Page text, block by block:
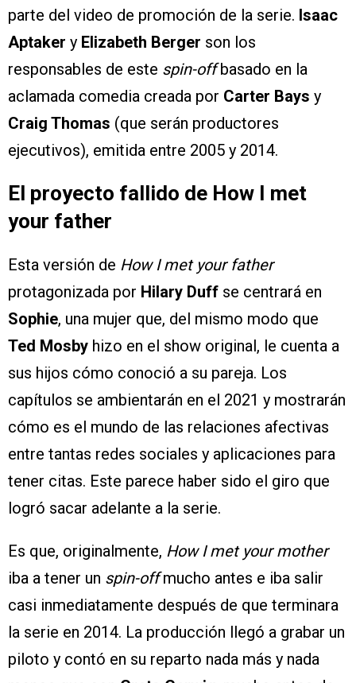
parte del video de promoción de la serie. Isaac
Aptaker y Elizabeth Berger son los
responsables de este spin-offbasado en la
aclamada comedia creada por Carter Bays y
Craig Thomas (que serán productores
ejecutivos), emitida entre 2005 y 2014.
El proyecto fallido de How I met
your father
Esta versión de How I met your father
protagonizada por Hilary Duff se centrará en
Sophie, una mujer que, del mismo modo que
Ted Mosby hizo en el show original, le cuenta a
sus hijos cómo conoció a su pareja. Los
capítulos se ambientarán en el 2021 y mostrarán
cómo es el mundo de las relaciones afectivas
entre tantas redes sociales y aplicaciones para
tener citas. Este parece haber sido el giro que
logró sacar adelante a la serie.
Es que, originalmente, How I met your mother
iba a tener un spin-offmucho antes e iba salir
casi inmediatamente después de que terminara
la serie en 2014. La producción llegó a grabar un
piloto y contó en su reparto nada más y nada